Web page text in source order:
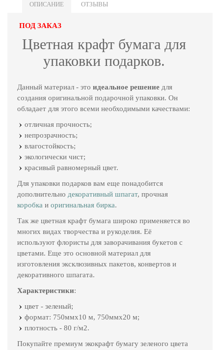
ОПИСАНИЕ ОТЗЫВЫ
ПОД ЗАКАЗ
Цветная крафт бумага для
упаковки подарков.
Данный материал - это идеальное решение для
создания оригинальной подарочной упаковки. Он
обладает для этого всеми необходимыми качествами:
отличная прочность;
непрозрачность;
влагостойкость;
экологически чист;
красивый равномерный цвет.
Для упаковки подарков вам еще понадобится
дополнительно декоративный шпагат, прочная
коробка и оригинальная бирка.
Так же цветная крафт бумага широко применяется во
многих видах творчества и рукоделия. Её
используют флористы для заворачивания букетов с
цветами. Еще это основной материал для
изготовления эксклюзивных пакетов, конвертов и
декоративного шпагата.
Характеристики:
цвет - зеленый;
формат: 750ммх10 м, 750ммх20 м;
плотность - 80 г/м2.
Покупайте премиум экокрафт бумагу зеленого цвета